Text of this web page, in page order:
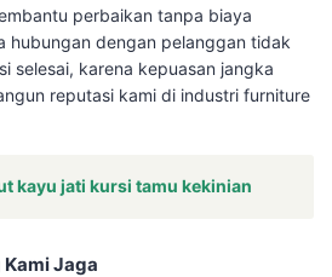
perbaikan tanpa biaya
hubungan dengan pelanggan tidak
selesai, karena kepuasan jangka
reputasi kami di industri furniture
kayu jati kursi tamu kekinian
Jaga